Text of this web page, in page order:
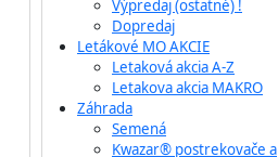
Výpredaj (ostatné) !
Dopredaj
Letákové MO AKCIE
Letaková akcia A-Z
Letakova akcia MAKRO
Záhrada
Semená
Kwazar® postrekovače a